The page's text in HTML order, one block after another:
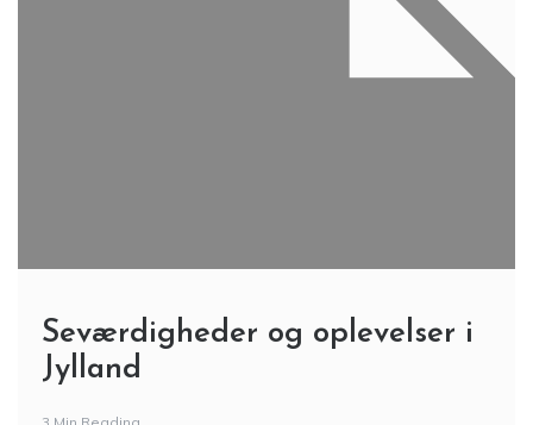
Seværdigheder og oplevelser i
Jylland